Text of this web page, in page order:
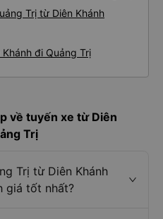
Trị từ Diên Khánh
đi Quảng Trị
về tuyến xe từ Diên
Trị
Trị từ Diên Khánh
giá tốt nhất?